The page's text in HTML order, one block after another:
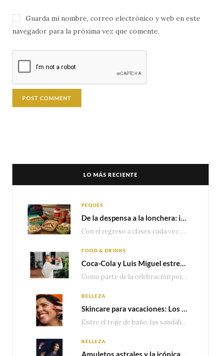
Guarda mi nombre, correo electrónico y web en este
navegador para la próxima vez que comente.
LO MÁS RECIENTE
PEQUES
Con el regreso a clases cada vez más cerca, las familias comienzan a reorganizar horarios,…
FOOD & DRINKS
Como parte de la celebración por sus primeros 100 años enMéxico, Coca-Cola presenta hoy el…
BELLEZA
Entre el traje de baño, las sandalias, los lentes de sol y los looks que…
BELLEZA